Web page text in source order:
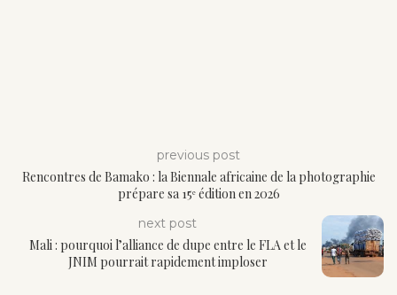
previous post
Rencontres de Bamako : la Biennale africaine de la photographie
prépare sa 15ᵉ édition en 2026
next post
Mali : pourquoi l’alliance de dupe entre le FLA et le
JNIM pourrait rapidement imploser